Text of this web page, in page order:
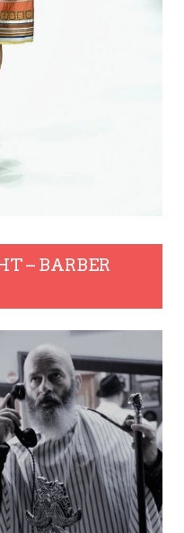
– BARBER